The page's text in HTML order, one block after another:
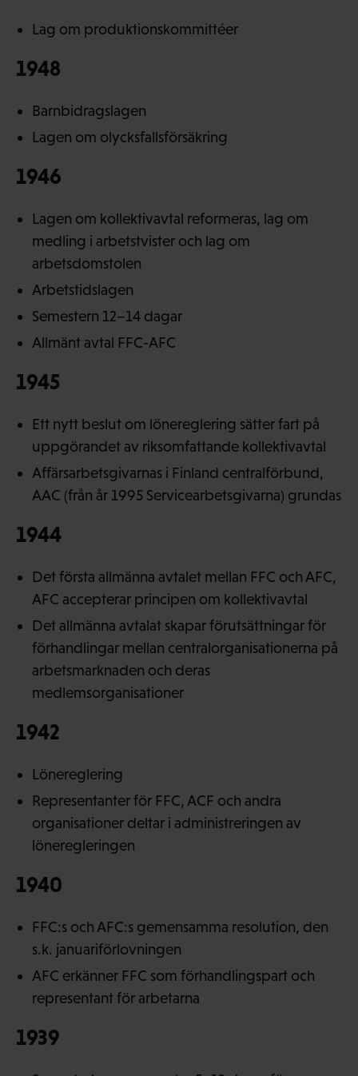
Lag om produktionskommittéer
1948
Barnbidragslagen
Lagen om olycksfallsförsäkring
1946
Lagen om kollektivavtal reformeras, lag om
medling i arbetstvister och lag om
arbetsdomstolen
Arbetstidslagen
Semestern 12–14 dagar
Allmänt avtal FFC-AFC
1945
Ett nytt beslut om lönereglering sätter fart på
uppgörandet av riksomfattande kollektivavtal
Affärsarbetsgivarnas i Finland centralförbund,
AAC (från år 1995 Servicearbetsgivarna) grundas
1944
Det första allmänna avtalet mellan FFC och AFC,
AFC accepterar principen om kollektivavtal
Det allmänna avtalat skapar förutsättningar för
förhandlingar mellan centralorganisationerna på
arbetsmarknaden och deras
medlemsorganisationer
1942
Lönereglering
Representanter för FFC, ACF och andra
organisationer deltar i administreringen av
löneregleringen
1940
FFC:s och AFC:s gemensamma resolution, den
s.k. januariförlovningen
AFC erkänner FFC som förhandlingspart och
representant för arbetarna
1939